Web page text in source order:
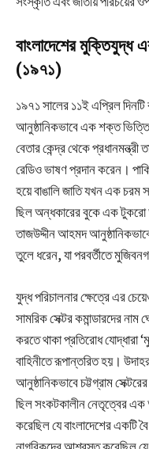
বাংলাদেশের মুক্তিযুদ্ধ
(১৯৭১)
১৯৭১ সালের ১১ই এপ্রিল
আনুষ্ঠানিকভাবে এক শক্ত
বেতার কেন্দ্র থেকে
রেডিও ভাষণ প্রদান করেন।
হয়ে বাঙালি জাতি যখন এক চরম
ছিল অন্ধকারের বুকে এক
তাজউদ্দীন আহমদ
তুলে ধরেন, যা পরবর্তীতে
যুদ্ধ পরিচালনার ক্ষেত্রে এর
সামরিক সেক্টর কমান্ডারদের
করতে থাকা প্রতিরোধ যোদ্ধারা
বাহিনীতে রূপান্তরিত হয়।
আনুষ্ঠানিকভাবে চট্টগ্রাম
ছিল সংকটকালীন নেতৃত্বের এক
করেছিল যে বাংলাদেশের একটি